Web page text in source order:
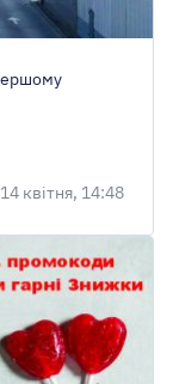
14 квітня, 14:48